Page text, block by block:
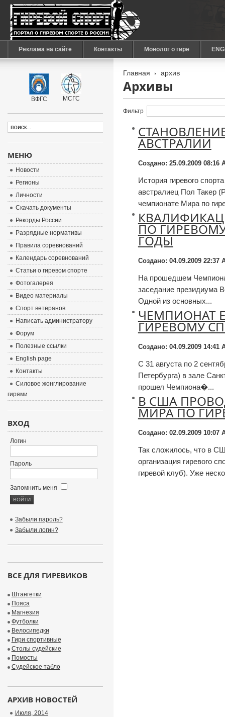
Реклама на сайте Контакты Монолог о гире
Главная архив
Архивы
Фильтр
АВСТРАЛИИ
Создано: 25.09.2009 08:16
История гиревого
австралиец Пол Такер
чемпионате Мира по
ПО ГИРЕВОМУ
ГОДЫ
Создано: 04.09.2009 22:37
На прошедшем
заседание президиума
Одной из основных...
ЧЕМПИОНАТ
ГИРЕВОМУ
Создано: 04.09.2009 14:41
С 31 августа по 2
Петербурга) в зале
прошел Чемпиона�...
В США
МИРА ПО
Создано: 02.09.2009 10:07
Так сложилось, что в
организация гиревого
гиревой клуб). Уже
ВФГС МСГС
МЕНЮ
Новости
Регионы
Личности
Скачать документы
Рекорды России
Разрядные нормативы
Правила соревнований
Календарь соревнований
Статьи о гиревом спорте
Фотогалерея
Видео материалы
Спорт ветеранов
Написать администратору
Форум
Полезные ссылки
English page
Контакты
Силовое жонглирование
гирями
ВХОД
Логин
Пароль
Запомнить меня
Забыли пароль?
Забыли логин?
ВСЕ ДЛЯ ГИРЕВИКОВ
Штангетки
Пояса
Магнезия
Футболки
Велосипедки
Гири спортивные
Столы судейские
Помосты
Судейское табло
АРХИВ НОВОСТЕЙ
Июля, 2014